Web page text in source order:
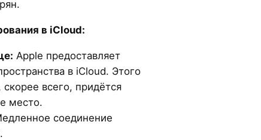
в iCloud:
Apple предоставляет
в iCloud. Этого
всего, придётся
место.
соединение